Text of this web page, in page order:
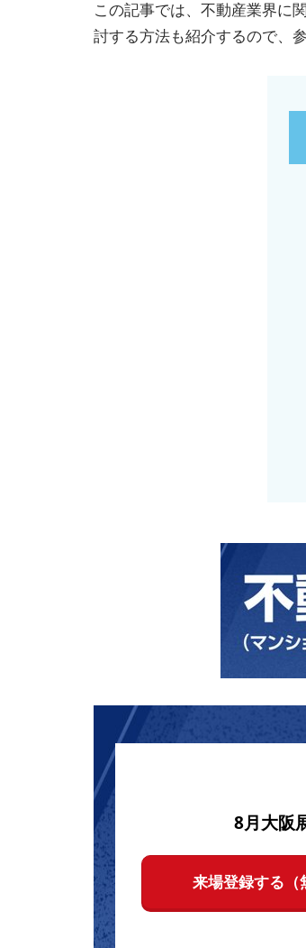
この記事では、不動産業界に
討する方法も紹介するので、
8月大阪
来場登録する（